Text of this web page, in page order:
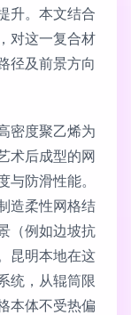
升。本文结合
对这一复合材
径及前景方向
密度聚乙烯为
术后成型的网
防滑性能。
造柔性网格结
（例如边坡抗
昆明本地在这
统，从辊筒限
本体不受热偏